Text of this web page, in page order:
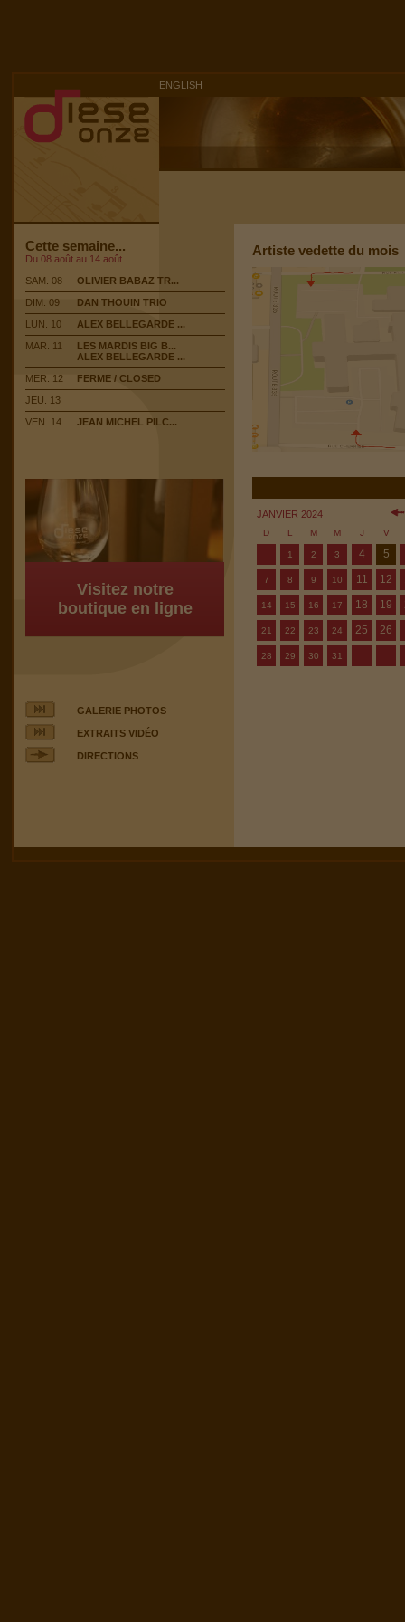
ENGLISH
Cette semaine...
Du 08 août au 14 août
SAM. 08
OLIVIER BABAZ TR...
DIM. 09
DAN THOUIN TRIO
LUN. 10
ALEX BELLEGARDE ...
MAR. 11
LES MARDIS BIG B...
ALEX BELLEGARDE ...
MER. 12
FERME / CLOSED
JEU. 13
VEN. 14
JEAN MICHEL PILC...
Visitez notre
boutique en ligne
GALERIE PHOTOS
EXTRAITS VIDÉO
DIRECTIONS
Artiste vedette du mois
JANVIER 2024
D L M M J V
1 2 3 4 5
7 8 9 10 11 12
14 15 16 17 18 19
21 22 23 24 25 26
28 29 30 31